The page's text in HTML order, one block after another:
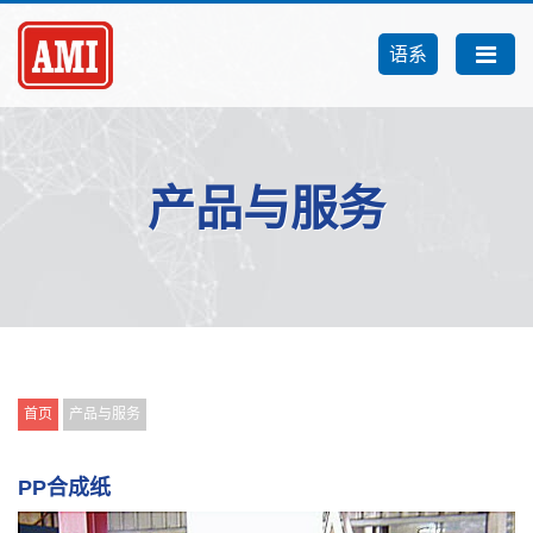
语系
产品与服务
首页 产品与服务
PP合成纸